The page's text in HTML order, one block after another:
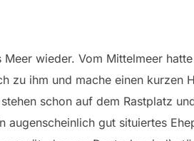
wieder. Vom Mittelmeer
zu ihm und mache einen
schon auf dem Rastplatz
augenscheinlich gut situiertes